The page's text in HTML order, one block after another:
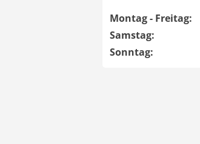
Montag - Freitag:
Samstag:
Sonntag: